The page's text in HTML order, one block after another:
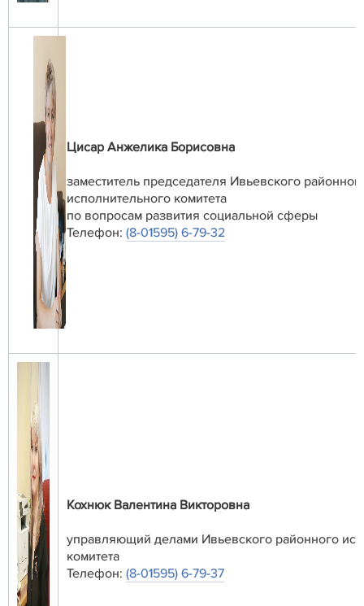
Цисар Анжелика Борисовна
заместитель председателя Ивьевского
исполнительного комитета
по вопросам развития социальной сферы
Телефон: (8-01595) 6-79-32
Кохнюк Валентина Викторовна
управляющий делами Ивьевского районного
комитета
Телефон: (8-01595) 6-79-37